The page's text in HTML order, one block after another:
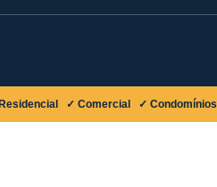
✓ Comercial ✓ Condomínios